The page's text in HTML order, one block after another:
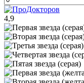
4,9